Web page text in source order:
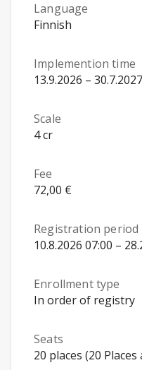
Language
Finnish
Implemention time
13.9.2026 – 30.7.2027
Scale
4 cr
Fee
72,00 €
Registration period
10.8.2026 07:00 –
Enrollment type
In order of registry
Seats
20 places (20 Places